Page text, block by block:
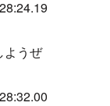
ようぜ